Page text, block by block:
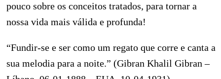
pouco sobre os conceitos tratados, para tornar a
nossa vida mais válida e profunda!
“Fundir-se e ser como um regato que corre e canta a
sua melodia para a noite.” (Gibran Khalil Gibran –